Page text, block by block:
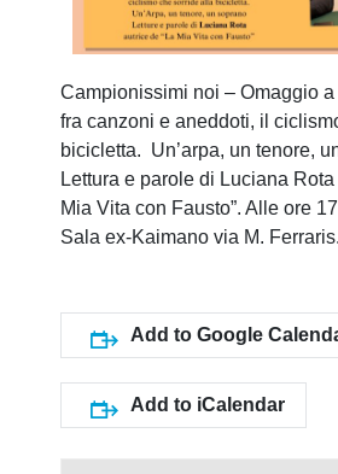
Campionissimi noi – Omaggio
fra canzoni e aneddoti, il
bicicletta. Un’arpa, un tenore,
Lettura e parole di Luciana Rota
Mia Vita con Fausto”. Alle ore
Sala ex-Kaimano via M.
Add to Google
Add to iCalendar